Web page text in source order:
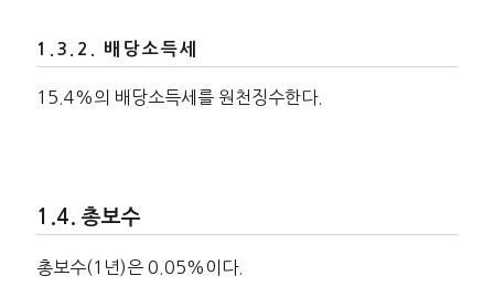
배당소득세
15.4%의 배당소득세를 원천징수한다.
총보수
총보수(1년)은 0.05%이다.